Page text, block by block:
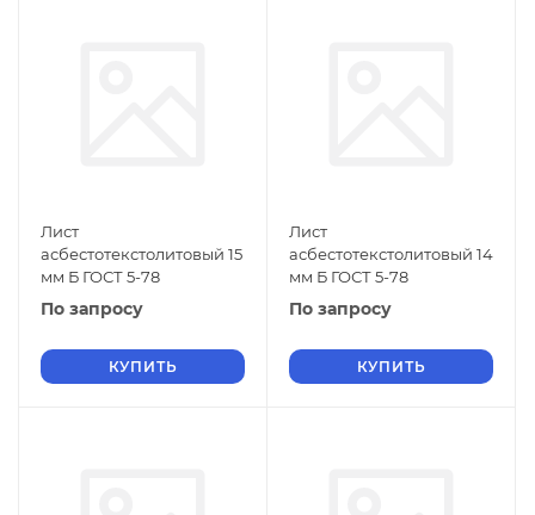
Лист
асбестотекстолитовый 15
мм Б ГОСТ 5-78
По запросу
КУПИТЬ
Лист
асбестотекстолитовый 14
мм Б ГОСТ 5-78
По запросу
КУПИТЬ